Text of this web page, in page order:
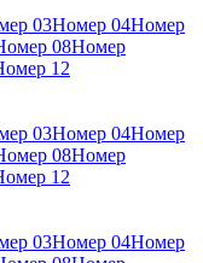
03Номер 04Номер
08Номер
12
03Номер 04Номер
08Номер
12
03Номер 04Номер